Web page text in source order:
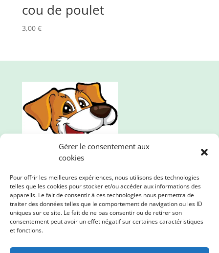
Gérer le consentement aux
cookies
Pour offrir les meilleures expériences, nous utilisons des technologies
telles que les cookies pour stocker et/ou accéder aux informations des
appareils. Le fait de consentir à ces technologies nous permettra de
traiter des données telles que le comportement de navigation ou les ID
uniques sur ce site. Le fait de ne pas consentir ou de retirer son
consentement peut avoir un effet négatif sur certaines caractéristiques
et fonctions.
cou de poulet
3,00 €
Mille et une pattes, l'animalerie en ligne qui propose
des produits de qualité. Nous prenons soin de vos
loulous et de la planète !